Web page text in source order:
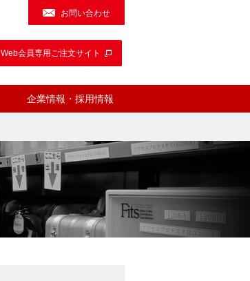
お問い合わせ
Web会員専用ご注文サイト
企業情報・採用情報